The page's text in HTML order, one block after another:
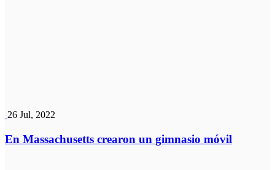
26 Jul, 2022
En Massachusetts crearon un gimnasio móvil